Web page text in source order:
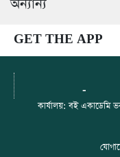
অন্যান্য
GET THE APP
-
কার্যালয়: বই একাডেমি